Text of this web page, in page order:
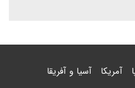
آمریکا آسیا و آفریقا